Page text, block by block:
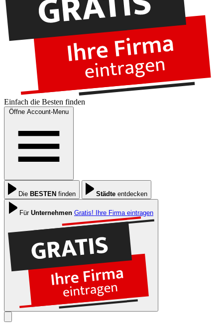
Einfach die Besten finden
Öffne Account-Menu
Die BESTEN finden Städte entdecken
Für Unternehmen Gratis! Ihre Firma eintragen